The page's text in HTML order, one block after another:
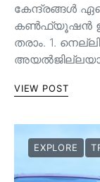
കേന്ദ്രങ്ങൾ
കൺഫ്യൂഷൻ
തരാം. 1.
VIEW POST
EXPLORE